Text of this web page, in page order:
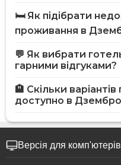
🛏️ Як підібрати
проживання в
💬 Як вибрати
гарними відгуками?
🏨 Скільки
доступно в
Версія для комп'ютерів